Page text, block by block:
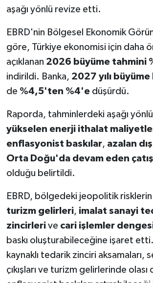
aşağı yönlü revize etti.
EBRD'nin Bölgesel Ekonomik
göre, Türkiye ekonomisi için daha
açıklanan 2026 büyüme tahmini
indirildi. Banka, 2027 yılı
de %4,5'ten %4'edüşürdü.
Raporda, tahminlerdeki aşağı
yükselen enerji ithalat
enflasyonist baskılar, azalan
Orta Doğu'da devam eden
olduğu belirtildi.
EBRD, bölgedeki jeopolitik
turizm gelirleri, imalat sanayi
zincirlerive cari işlemler
baskı oluşturabileceğine işaret
kaynaklı tedarik zinciri aksamaları,
çıkışları ve turizm gelirlerinde olası